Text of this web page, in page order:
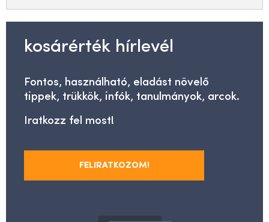
kosárérték hírlevél
Fontos, használható, eladást növelő
tippek, trükkök, infók, tanulmányok, arcok.
Iratkozz fel most!
FELIRATKOZOM!